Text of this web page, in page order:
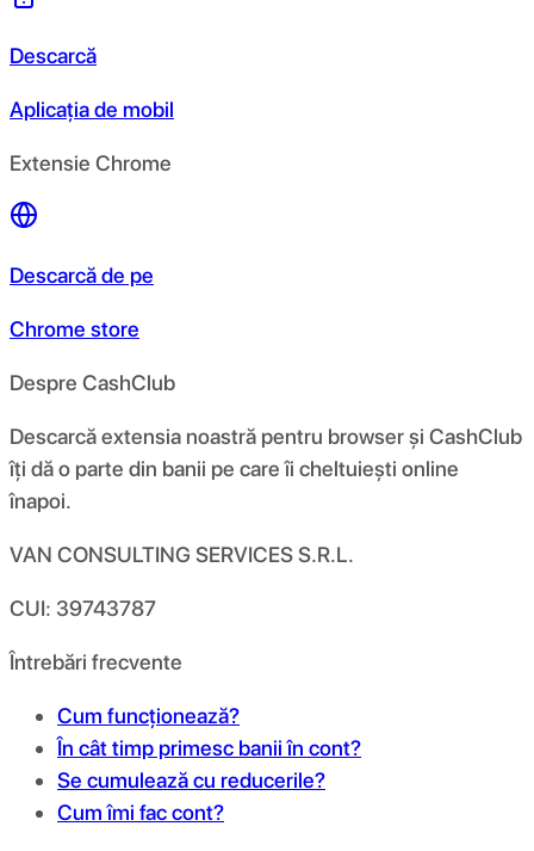
Descarcă
Aplicația de mobil
Extensie Chrome
Descarcă de pe
Chrome store
Despre CashClub
Descarcă extensia noastră pentru browser și CashClub
îți dă o parte din banii pe care îi cheltuiești online
înapoi.
VAN CONSULTING SERVICES S.R.L.
CUI: 39743787
Întrebări frecvente
Cum funcționează?
În cât timp primesc banii în cont?
Se cumulează cu reducerile?
Cum îmi fac cont?